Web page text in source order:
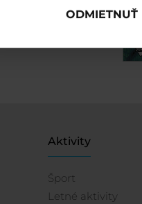
ODMIETNUŤ
Aktivity
Šport
Letné aktivity